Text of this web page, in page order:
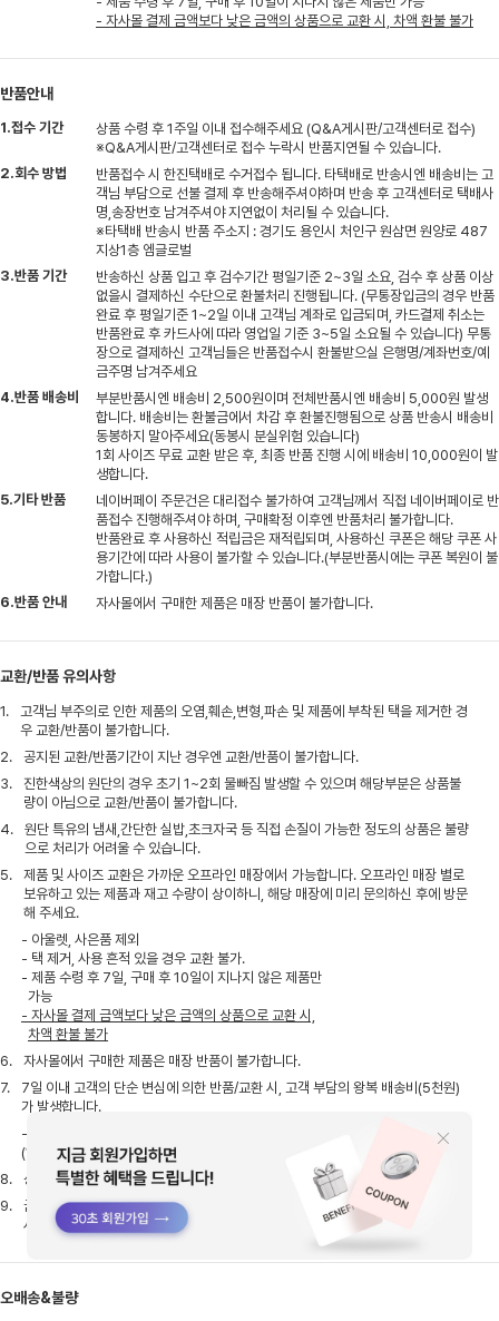
- 자사몰 결제 금액보다 낮은 금액의 상품으로 교환 시, 차액 환불 불가
반품안내
1.접수 기간
상품 수령 후 1주일 이내 접수해주세요 (Q&A게시판/고객센터로 접수)
※Q&A게시판/고객센터로 접수 누락시 반품지연될 수 있습니다.
2.회수 방법
반품접수 시 한진택배로 수거접수 됩니다. 타택배로 반송시엔 배송비는 고
객님 부담으로 선불 결제 후 반송해주셔야하며 반송 후 고객센터로 택배사
명,송장번호 남겨주셔야 지연없이 처리될 수 있습니다.
※타택배 반송시 반품 주소지 : 경기도 용인시 처인구 원삼면 원양로 487
지상1층 엠글로벌
3.반품 기간
반송하신 상품 입고 후 검수기간 평일기준 2~3일 소요, 검수 후 상품 이상
없을시 결제하신 수단으로 환불처리 진행됩니다. (무통장입금의 경우 반품
완료 후 평일기준 1~2일 이내 고객님 계좌로 입금되며, 카드결제 취소는
반품완료 후 카드사에 따라 영업일 기준 3~5일 소요될 수 있습니다) 무통
장으로 결제하신 고객님들은 반품접수시 환불받으실 은행명/계좌번호/예
금주명 남겨주세요
4.반품 배송비
부분반품시엔 배송비 2,500원이며 전체반품시엔 배송비 5,000원 발생
합니다. 배송비는 환불금에서 차감 후 환불진행됨으로 상품 반송시 배송비
동봉하지 말아주세요(동봉시 분실위험 있습니다)
1회 사이즈 무료 교환 받은 후, 최종 반품 진행 시에 배송비 10,000원이 발
생합니다.
5.기타 반품
네이버페이 주문건은 대리접수 불가하여 고객님께서 직접 네이버페이로 반
품접수 진행해주셔야 하며, 구매확정 이후엔 반품처리 불가합니다.
반품완료 후 사용하신 적립금은 재적립되며, 사용하신 쿠폰은 해당 쿠폰 사
용기간에 따라 사용이 불가할 수 있습니다.(부분반품시에는 쿠폰 복원이 불
가합니다.)
6.반품 안내
자사몰에서 구매한 제품은 매장 반품이 불가합니다.
교환/반품 유의사항
1.
고객님 부주의로 인한 제품의 오염,훼손,변형,파손 및 제품에 부착된 택을 제거한 경
우 교환/반품이 불가합니다.
2.
공지된 교환/반품기간이 지난 경우엔 교환/반품이 불가합니다.
3.
진한색상의 원단의 경우 초기 1~2회 물빠짐 발생할 수 있으며 해당부분은 상품불
량이 아님으로 교환/반품이 불가합니다.
4.
원단 특유의 냄새,간단한 실밥,초크자국 등 직접 손질이 가능한 정도의 상품은 불량
으로 처리가 어려울 수 있습니다.
5.
제품 및 사이즈 교환은 가까운 오프라인 매장에서 가능합니다. 오프라인 매장 별로
보유하고 있는 제품과 재고 수량이 상이하니, 해당 매장에 미리 문의하신 후에 방문
해 주세요.
- 아울렛, 사은품 제외
- 택 제거, 사용 흔적 있을 경우 교환 불가.
- 제품 수령 후 7일, 구매 후 10일이 지나지 않은 제품만
가능
- 자사몰 결제 금액보다 낮은 금액의 상품으로 교환 시,
차액 환불 불가
6.
자사몰에서 구매한 제품은 매장 반품이 불가합니다.
7.
7일 이내 고객의 단순 변심에 의한 반품/교환 시, 고객 부담의 왕복 배송비(5천원)
가 발생합니다.
- 1회 무료 교환 후, 반품/교환 시 고객 부담의 왕복 배송비
(1만원)가 발생합니다.
8.
상품 하자일 경우, 당사가 A/S 비용을 부담하며 품질 보증 기간은 1년 입니다.
9.
금액대 별 사은품을 받으신게 있다면, 반품 시 남아 있는 금액 확인 후 함께 보내주
셔야 처리 가능합니다.
오배송&불량